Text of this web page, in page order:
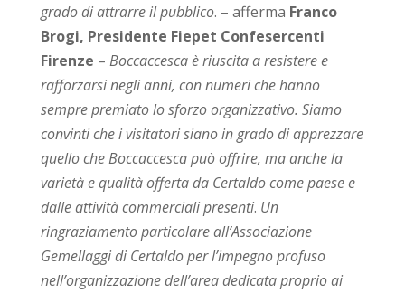
grado di attrarre il pubblico. – afferma Franco
Brogi, Presidente Fiepet Confesercenti
Firenze – Boccaccesca è riuscita a resistere e
rafforzarsi negli anni, con numeri che hanno
sempre premiato lo sforzo organizzativo. Siamo
convinti che i visitatori siano in grado di apprezzare
quello che Boccaccesca può offrire, ma anche la
varietà e qualità offerta da Certaldo come paese e
dalle attività commerciali presenti. Un
ringraziamento particolare all’Associazione
Gemellaggi di Certaldo per l’impegno profuso
nell’organizzazione dell’area dedicata proprio ai